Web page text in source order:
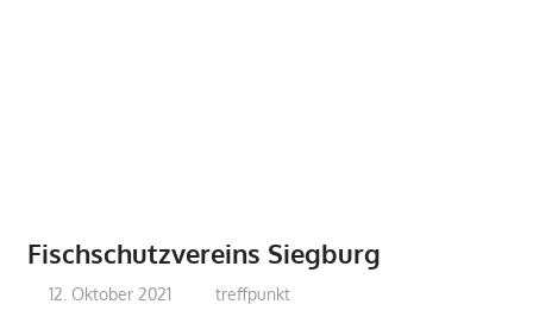
Fischschutzvereins Siegburg
12. Oktober 2021 treffpunkt